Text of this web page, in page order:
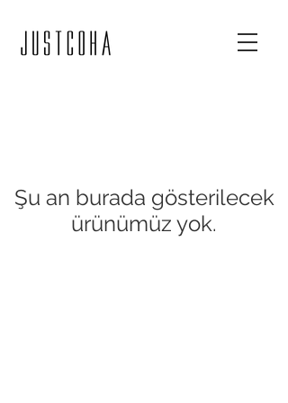
Şu an burada gösterilecek
ürünümüz yok.